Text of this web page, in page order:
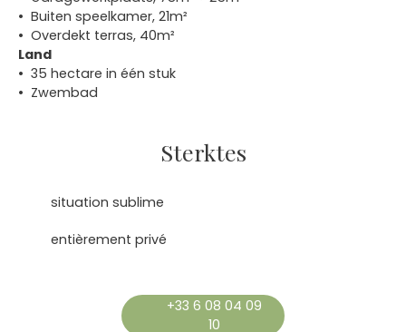
Buiten speelkamer, 21m²
Overdekt terras, 40m²
Land
35 hectare in één stuk
Zwembad
Sterktes
situation sublime
entièrement privé
+33 6 08 04 09
10